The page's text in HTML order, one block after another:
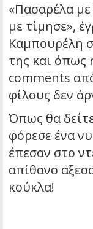
«Πασαρέλα
με τίμησε»,
Καμπουρέλη
της και όπως
comments
φίλους δεν
Όπως θα
φόρεσε ένα
έπεσαν στο
απίθανο
κούκλα!